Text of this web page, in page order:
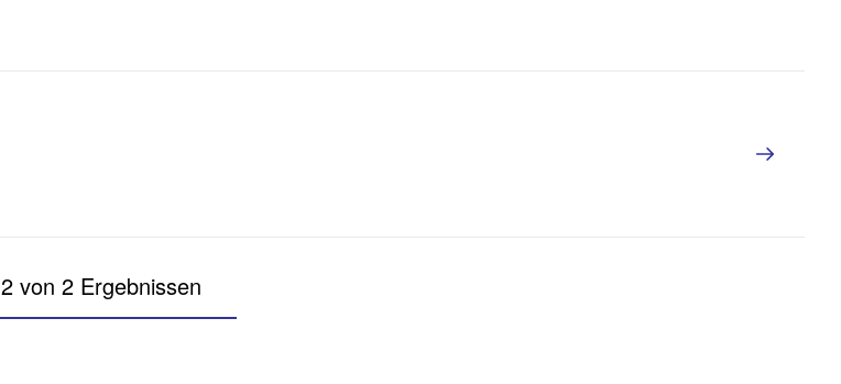
2 von 2 Ergebnissen